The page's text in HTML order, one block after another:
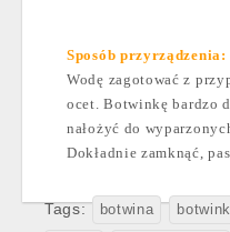
Sposób przyrządzenia:
Wodę zagotować z
ocet. Botwinkę bardzo
nałożyć do
Dokładnie zamknąć,
Tags: botwina